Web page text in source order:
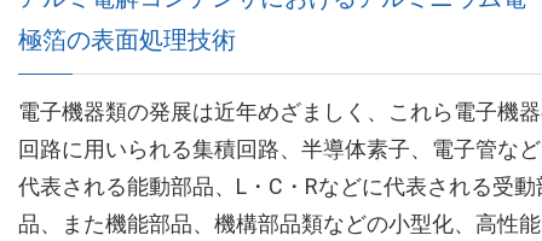
極箔の表面処理技術
電子機器類の発展は近年めざましく、これら電子機
回路に用いられる集積回路、半導体素子、電子管な
代表される能動部品、L・C・Rなどに代表される受動
品、また機能部品、機構部品類などの小型化、高性能